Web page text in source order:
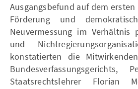
Ausgangsbefund auf dem
Förderung und
Neuvermessung im Verhältnis
und
konstatierten die
Staatsrechtslehrer Florian